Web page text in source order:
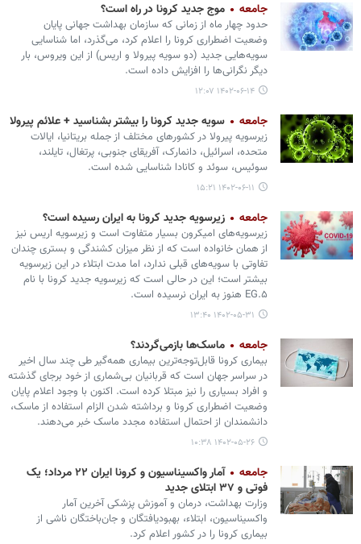
جامعه موج جدید کرونا در راه است؟
حدود چهار ماه از زمانی که سازمان بهداشت جهانی پایان
وضعیت اضطراری کرونا را اعلام کرد، می‌گذرد، اما شناسایی
سویه‌هایی جدید (دو سویه پیرولا و اریس) از این ویروس، بار
دیگر نگرانی‌ها را افزایش داده است.
۱۴۰۲-۰۶-۱۴ ۱۲:۰۷
جامعه سویه جدید کرونا را بیشتر بشناسید + علائم پیرولا
زیرسویه پیرولا در کشورهای مختلف از جمله بریتانیا، ایالات
متحده، اسرائیل، دانمارک، آفریقای جنوبی، پرتغال، تایلند،
سوئیس، سوئد و کانادا شناسایی شده است.
۱۴۰۲-۰۶-۱۱ ۱۵:۲۱
جامعه زیرسویه جدید کرونا به ایران رسیده است؟
زیرسویه‌های امیکرون بسیار متفاوت است و زیرسویه اریس نیز
از همان خانواده است که از نظر میزان کشندگی و بستری چندان
تفاوتی با سویه‌های قبلی ندارد، اما مدت ابتلاء در این زیرسویه
بیشتر است؛ این در حالی است که زیرسویه جدید کرونا با نام
EG.۵ هنوز به ایران نرسیده است.
۱۴۰۲-۰۵-۳۱ ۱۳:۴۰
جامعه ماسک‌ها بازمی‌گردند؟
بیماری کرونا قابل‌توجه‌ترین بیماری همه‌گیر طی چند سال اخیر
در سراسر جهان است که قربانیان بی‌شماری از خود برجای گذشته
و افراد بسیاری را نیز مبتلا کرده است. اکنون با وجود اعلام پایان
وضعیت اضطراری کرونا و برداشته شدن الزام استفاده از ماسک،
دانشمندان از احتمال استفاده مجدد ماسک خبر می‌دهند.
۱۴۰۲-۰۵-۲۶ ۱۰:۳۸
جامعه
آمار واکسیناسیون و کرونا ایران ۲۲ مرداد؛ یک
فوتی و ۳۷ ابتلای جدید
وزارت بهداشت، درمان و آموزش پزشکی آخرین آمار
واکسیناسیون، ابتلاء، بهبودیافتگان و جان‌باختگان ناشی از
بیماری کرونا را در کشور اعلام کرد.